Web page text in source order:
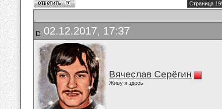
Страница
02.12.2017, 17:37
Вячеслав Серёгин
Живу я здесь